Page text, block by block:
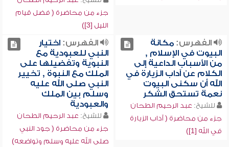
جزء من محاضرة ( فضل قيام
الليل [3])
الفهرس:مكانة
البيوت في الإسلام ,
من الأسباب الداعية إلى
الكلام عن آداب الزيارة في
الله أن سكنى البيوت
نعمة تستحق الشكر
للشيخ: عبد الرحيم الطحان
جزء من محاضرة ( آداب الزيارة
في الله [1])
الفهرس:اختيار
النبي للعبودية مع
النبوية وتفضيلها على
الملك مع النبوة , تخيير
النبي صلى الله عليه
وسلم بين الملك
والعبودية
للشيخ: عبد الرحيم الطحان
جزء من محاضرة ( جود النبي
صلى الله عليه وسلم وتواضعه)